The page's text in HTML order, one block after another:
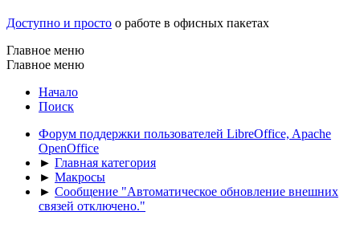
Доступно и просто о работе в офисных пакетах
Главное меню
Главное меню
Начало
Поиск
Форум поддержки пользователей LibreOffice, Apache
OpenOffice
► Главная категория
► Макросы
► Сообщение "Автоматическое обновление внешних
связей отключено."